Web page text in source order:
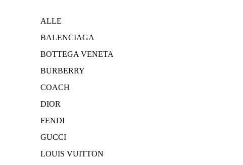
ALLE
BALENCIAGA
BOTTEGA VENETA
BURBERRY
COACH
DIOR
FENDI
GUCCI
LOUIS VUITTON